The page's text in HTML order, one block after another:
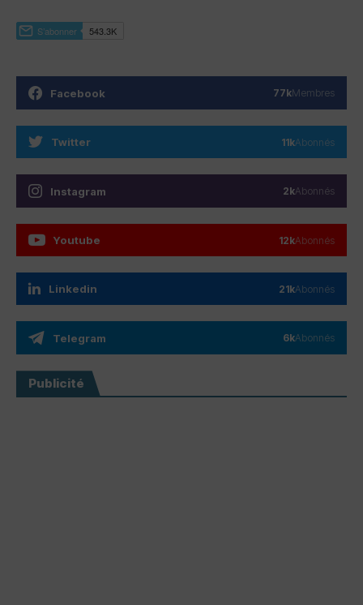
Facebook 77kMembres
Twitter 11kAbonnés
Instagram 2kAbonnés
Youtube 12kAbonnés
Linkedin 21kAbonnés
Telegram 6kAbonnés
Publicité